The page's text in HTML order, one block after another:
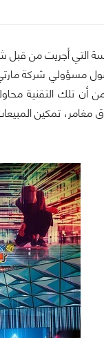
التي أجريت من قبل
مسؤولي شركة
أن تلك التقنية
مغامر، تمكين